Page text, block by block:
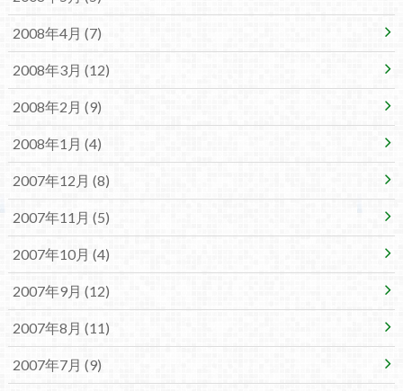
2008年4月 (7)
2008年3月 (12)
2008年2月 (9)
2008年1月 (4)
2007年12月 (8)
2007年11月 (5)
2007年10月 (4)
2007年9月 (12)
2007年8月 (11)
2007年7月 (9)